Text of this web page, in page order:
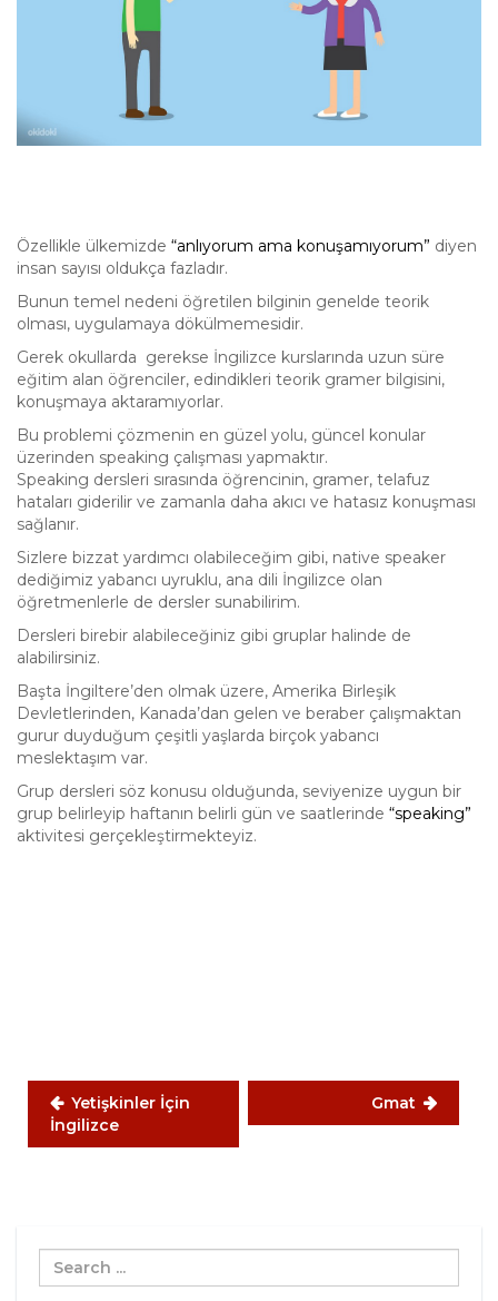
Özellikle ülkemizde “anlıyorum ama konuşamıyorum” diyen
insan sayısı oldukça fazladır.
Bunun temel nedeni öğretilen bilginin genelde teorik
olması, uygulamaya dökülmemesidir.
Gerek okullarda gerekse İngilizce kurslarında uzun süre
eğitim alan öğrenciler, edindikleri teorik gramer bilgisini,
konuşmaya aktaramıyorlar.
Bu problemi çözmenin en güzel yolu, güncel konular
üzerinden speaking çalışması yapmaktır.
Speaking dersleri sırasında öğrencinin, gramer, telafuz
hataları giderilir ve zamanla daha akıcı ve hatasız konuşması
sağlanır.
Sizlere bizzat yardımcı olabileceğim gibi, native speaker
dediğimiz yabancı uyruklu, ana dili İngilizce olan
öğretmenlerle de dersler sunabilirim.
Dersleri birebir alabileceğiniz gibi gruplar halinde de
alabilirsiniz.
Başta İngiltere’den olmak üzere, Amerika Birleşik
Devletlerinden, Kanada’dan gelen ve beraber çalışmaktan
gurur duyduğum çeşitli yaşlarda birçok yabancı
meslektaşım var.
Grup dersleri söz konusu olduğunda, seviyenize uygun bir
grup belirleyip haftanın belirli gün ve saatlerinde “speaking”
aktivitesi gerçekleştirmekteyiz.
Yetişkinler İçin
İngilizce
Gmat
Search
...